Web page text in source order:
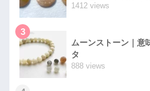
1412 views
3
ムーンストーン｜意
タ
888 views